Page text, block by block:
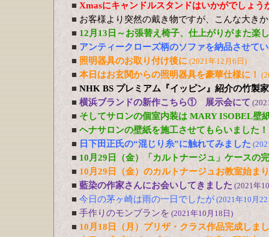
■ Xmasにキャンドルスタンドはいかがでしょう
■ お客様より突然の戴き物ですが、こんな大き
■ 12月13日～お張替え椅子、仕上がりがまた楽
■ アンティークローズ柄のソファを納品させて
■ 照明器具のお取り付け後に (2021年12月6日)
■ 本日はお玄関からの照明器具を豪華仕様に！
■ NHK BS プレミアム『イッピン』紹介の竹製
■ 横浜ブランドの新作こちら① 展示会にて
■ そしてサロンの個室内装は MARY ISOBEL壁
■ ヘナサロンの壁紙を施工させてもらいました！
■ 日下田正氏の“混じり糸”に触れてみました
■ 10月29日（金）「カルトナージュ」ケースの
■ 10月29日（金）のカルトナージュお教室始ま
■ 藍染の作家さんにお会いしてきました (2021年
■ 今日の茅ヶ崎は雨の一日でしたが (2021年10月
■ 手作りのモンブランを (2021年10月18日)
■ 10月18日（月）プリザ・クラス作品完成しま